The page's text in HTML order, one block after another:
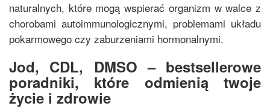
naturalnych, które mogą wspierać organizm w walce z
chorobami autoimmunologicznymi, problemami układu
pokarmowego czy zaburzeniami hormonalnymi.
Jod, CDL, DMSO – bestsellerowe
poradniki, które odmienią twoje
życie i zdrowie